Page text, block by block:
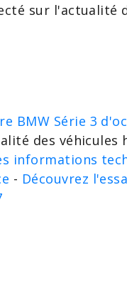
sur l'actualité
BMW Série 3
des véhicules
informations
- Découvrez